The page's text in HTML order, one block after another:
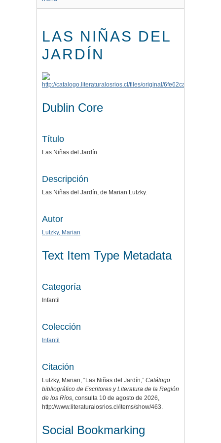
LAS NIÑAS DEL
JARDÍN
Dublin Core
Título
Las Niñas del Jardín
Descripción
Las Niñas del Jardín, de Marian Lutzky.
Autor
Lutzky, Marian
Text Item Type Metadata
Categoría
Infantil
Colección
Infantil
Citación
Lutzky, Marian, “Las Niñas del Jardín,” Catálogo
bibliográfico de Escritores y Literatura de la Región
de los Ríos, consulta 10 de agosto de 2026,
http://www.literaturalosrios.cl/items/show/463.
Social Bookmarking